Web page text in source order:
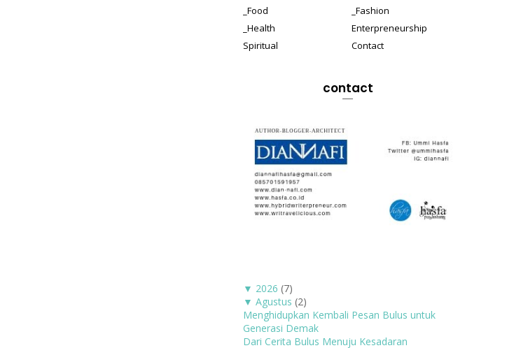
_Food
_Fashion
_Health
Enterpreneurship
Spiritual
Contact
contact
▼ 2026 (7)
▼ Agustus (2)
Menghidupkan Kembali Pesan Bulus untuk
Generasi Demak
Dari Cerita Bulus Menuju Kesadaran